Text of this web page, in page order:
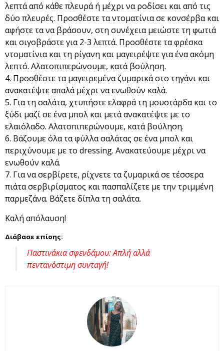
λεπτά από κάθε πλευρά ή μέχρι να ροδίσει και από τις
δύο πλευρές. Προσθέστε τα ντοματίνια σε κονσέρβα και
αφήστε τα να βράσουν, στη συνέχεια μειώστε τη φωτιά
και σιγοβράστε για 2-3 λεπτά. Προσθέστε τα φρέσκα
ντοματίνια και τη ρίγανη και μαγειρέψτε για ένα ακόμη
λεπτό. Αλατοπιπερώνουμε, κατά βούληση.
Προσθέστε τα μαγειρεμένα ζυμαρικά στο τηγάνι και
ανακατέψτε απαλά μέχρι να ενωθούν καλά.
Για τη σαλάτα, χτυπήστε ελαφρά τη μουστάρδα και το
ξύδι μαζί σε ένα μπολ και μετά ανακατέψτε με το
ελαιόλαδο. Αλατοπιπερώνουμε, κατά βούληση.
Βάζουμε όλα τα φύλλα σαλάτας σε ένα μπολ και
περιχύνουμε με το dressing. Ανακατεύουμε μέχρι να
ενωθούν καλά.
Για να σερβίρετε, ρίχνετε τα ζυμαρικά σε τέσσερα
πιάτα σερβιρίσματος και πασπαλίζετε με την τριμμένη
παρμεζάνα. Βάζετε δίπλα τη σαλάτα.
Καλή απόλαυση!
Διάβασε επίσης:
Παστινάκια σφενδάμου: Απλή αλλά
πεντανόστιμη συνταγή!